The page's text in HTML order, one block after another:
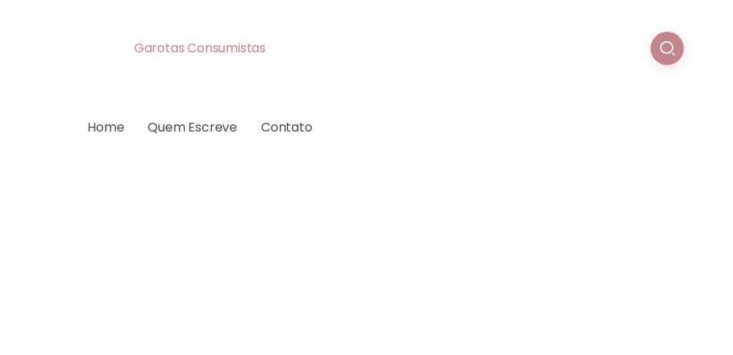
Garotas Consumistas
Home Quem Escreve Contato